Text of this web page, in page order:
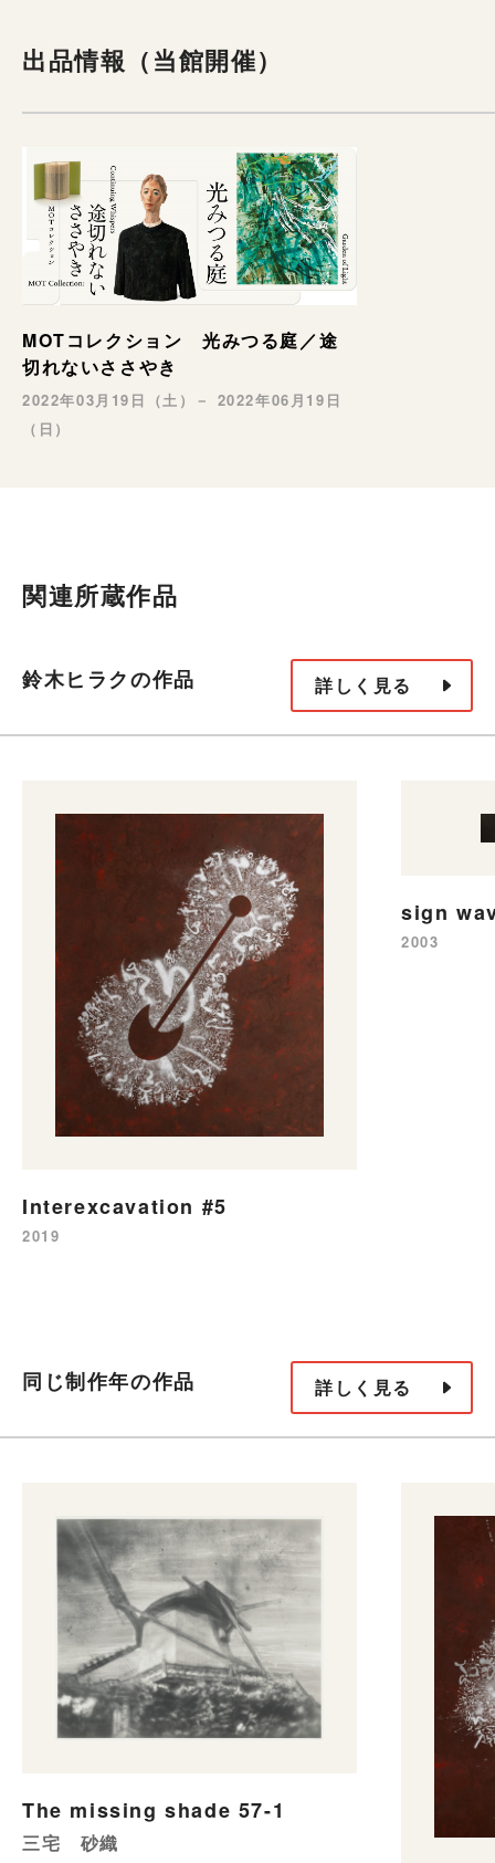
出品情報（当館開催）
MOTコレクション 光みつる庭／途
切れないささやき
2022年03月19日（土）－ 2022年06月19日
（日）
関連所蔵作品
鈴木ヒラクの作品 詳しく見る
Interexcavation #5
2019
sign
2003
同じ制作年の作品 詳しく見る
The missing shade 57-1
三宅 砂織